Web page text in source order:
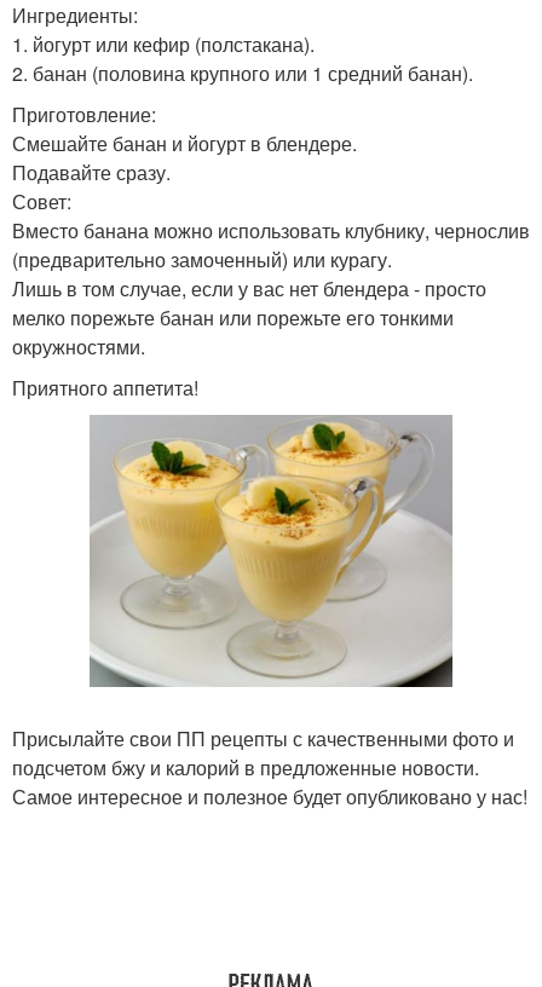
Ингредиенты:
1. йогурт или кефир (полстакана).
2. банан (половина крупного или 1 средний банан).
Приготовление:
Смешайте банан и йогурт в блендере.
Подавайте сразу.
Совет:
Вместо банана можно использовать клубнику, чернослив
(предварительно замоченный) или курагу.
Лишь в том случае, если у вас нет блендера - просто
мелко порежьте банан или порежьте его тонкими
окружностями.
Приятного аппетита!
Присылайте свои ПП рецепты с качественными фото и
подсчетом бжу и калорий в предложенные новости.
Самое интересное и полезное будет опубликовано у нас!